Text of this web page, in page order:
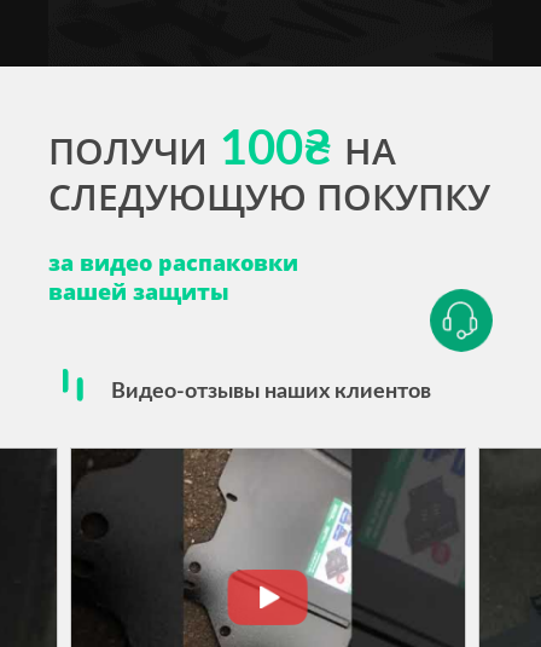
ПОЛУЧИ 100₴ НА
СЛЕДУЮЩУЮ ПОКУПКУ
за видео распаковки
вашей защиты
Видео-отзывы наших клиентов